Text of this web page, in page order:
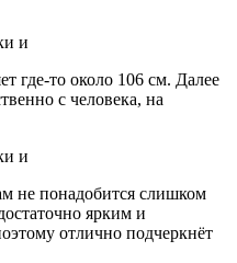
где-то около 106 см. Далее
с человека, на
не понадобится слишком
ярким и
отлично подчеркнёт